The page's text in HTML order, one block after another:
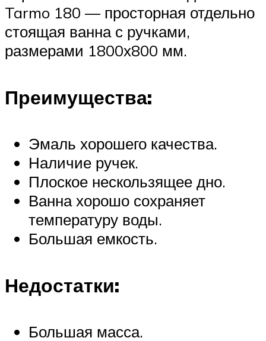
Tarmo 180 — просторная отдельно
стоящая ванна с ручками,
размерами 1800х800 мм.
Преимущества:
Эмаль хорошего качества.
Наличие ручек.
Плоское нескользящее дно.
Ванна хорошо сохраняет
температуру воды.
Большая емкость.
Недостатки:
Большая масса.